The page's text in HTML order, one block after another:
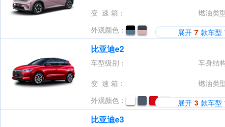
变 速 箱：
燃油类
外观颜色：
展开 7 款车型
比亚迪e2
车型级别： 车身结
变 速 箱：
燃油类
外观颜色：
展开 3 款车型
比亚迪e3